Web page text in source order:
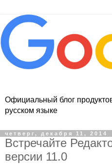
Официальный блог
русском языке
четверг, декабря 11, 2014
Встречайте
версии 11.0